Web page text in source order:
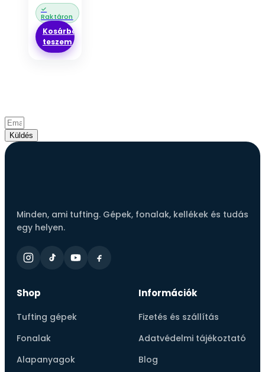
#20
Kosárba
teszem
Küldés
Minden, ami tufting. Gépek, fonalak, kellékek és tudás
egy helyen.
Shop
Tufting gépek
Fonalak
Alapanyagok
Információk
Fizetés és szállítás
Adatvédelmi tájékoztató
Blog